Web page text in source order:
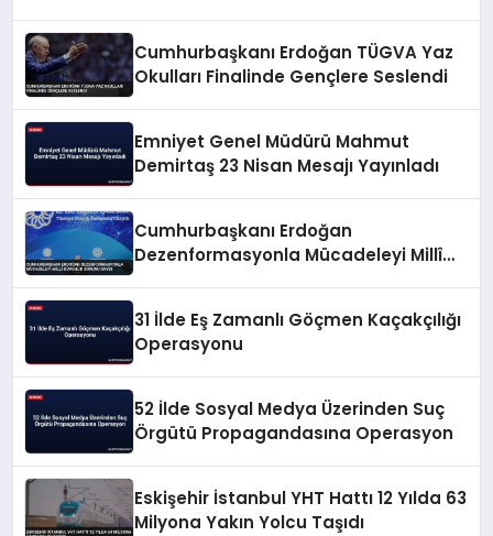
Cumhurbaşkanı Erdoğan TÜGVA Yaz
Okulları Finalinde Gençlere Seslendi
Emniyet Genel Müdürü Mahmut
Demirtaş 23 Nisan Mesajı Yayınladı
Cumhurbaşkanı Erdoğan
Dezenformasyonla Mücadeleyi Millî
31 İlde Eş Zamanlı Göçmen Kaçakçılığı
Operasyonu
52 İlde Sosyal Medya Üzerinden Suç
Örgütü Propagandasına Operasyon
Eskişehir İstanbul YHT Hattı 12 Yılda 63
Milyona Yakın Yolcu Taşıdı